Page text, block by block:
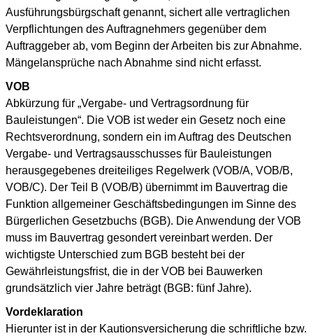
Ausführungsbürgschaft genannt, sichert alle vertraglichen
Verpflichtungen des Auftragnehmers gegenüber dem
Auftraggeber ab, vom Beginn der Arbeiten bis zur Abnahme.
Mängelansprüche nach Abnahme sind nicht erfasst.
VOB
Abkürzung für „Vergabe- und Vertragsordnung für
Bauleistungen“. Die VOB ist weder ein Gesetz noch eine
Rechtsverordnung, sondern ein im Auftrag des Deutschen
Vergabe- und Vertragsausschusses für Bauleistungen
herausgegebenes dreiteiliges Regelwerk (VOB/A, VOB/B,
VOB/C). Der Teil B (VOB/B) übernimmt im Bauvertrag die
Funktion allgemeiner Geschäftsbedingungen im Sinne des
Bürgerlichen Gesetzbuchs (BGB). Die Anwendung der VOB
muss im Bauvertrag gesondert vereinbart werden. Der
wichtigste Unterschied zum BGB besteht bei der
Gewährleistungsfrist, die in der VOB bei Bauwerken
grundsätzlich vier Jahre beträgt (BGB: fünf Jahre).
Vordeklaration
Hierunter ist in der Kautionsversicherung die schriftliche bzw.